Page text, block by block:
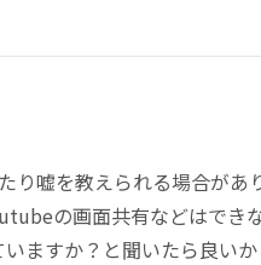
り嘘を教えられる場合があ
の画面共有などはでき
ますか？と聞いたら良い